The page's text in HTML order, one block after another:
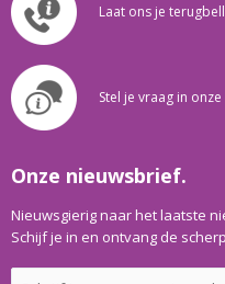
Laat ons je
Stel je vraag in
Onze nieuwsbrief.
Nieuwsgierig naar het laatste
Schijf je in en ontvang de